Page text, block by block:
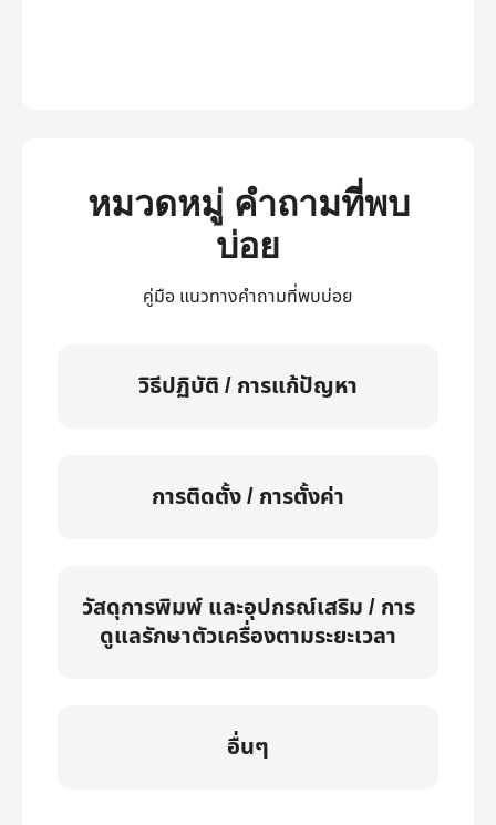
หมวดหมู่ คำถามที่พบ
บ่อย
คู่มือ แนวทางคำถามที่พบบ่อย
วิธีปฏิบัติ / การแก้ปัญหา
การติดตั้ง / การตั้งค่า
วัสดุการพิมพ์ และอุปกรณ์เสริม / การ
ดูแลรักษาตัวเครื่องตามระยะเวลา
อื่นๆ